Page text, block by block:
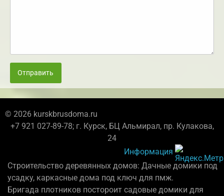
Отправить
© 2026 kurskbrusdoma.ru
+7 921 027-89-78; г. Курск, БЦ Альмирал, пр. Кулакова,
24
Информация
Строительство деревянных домов: Дачные домики под
усадку, каркасные дома под ключ для пмж.
Бригада плотников постороит садовые домики для